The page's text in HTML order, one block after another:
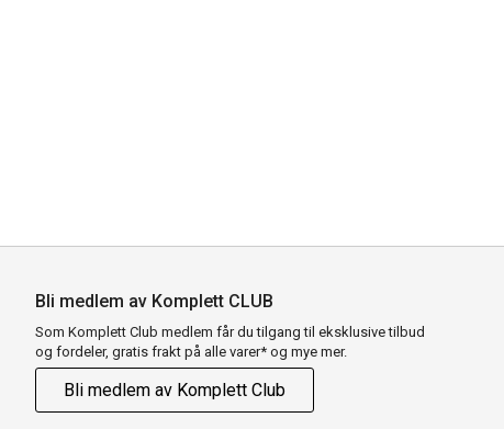
Bli medlem av Komplett CLUB
Som Komplett Club medlem får du tilgang til eksklusive tilbud
og fordeler, gratis frakt på alle varer* og mye mer.
Bli medlem av Komplett Club